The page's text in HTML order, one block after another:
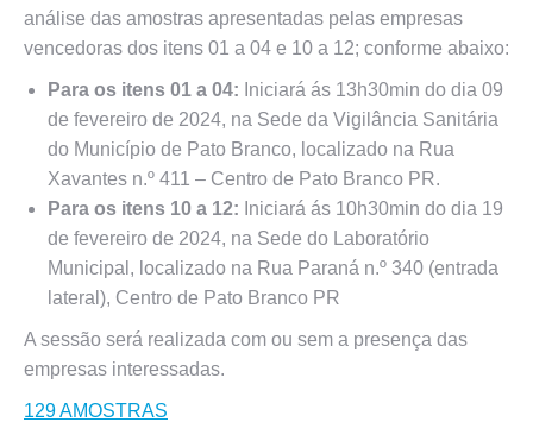
análise das amostras apresentadas pelas empresas
vencedoras dos itens 01 a 04 e 10 a 12; conforme abaixo:
Para os itens 01 a 04: Iniciará ás 13h30min do dia 09
de fevereiro de 2024, na Sede da Vigilância Sanitária
do Município de Pato Branco, localizado na Rua
Xavantes n.º 411 – Centro de Pato Branco PR.
Para os itens 10 a 12: Iniciará ás 10h30min do dia 19
de fevereiro de 2024, na Sede do Laboratório
Municipal, localizado na Rua Paraná n.º 340 (entrada
lateral), Centro de Pato Branco PR
A sessão será realizada com ou sem a presença das
empresas interessadas.
129 AMOSTRAS